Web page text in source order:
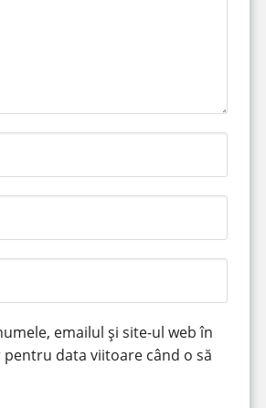
emailul și site-ul web în
data viitoare când o să